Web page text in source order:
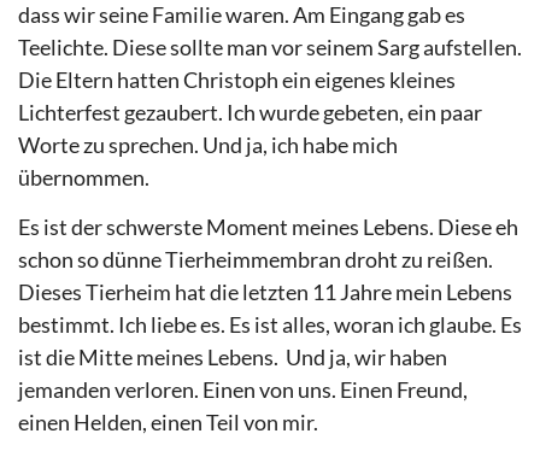
dass wir seine Familie waren. Am Eingang gab es
Teelichte. Diese sollte man vor seinem Sarg aufstellen.
Die Eltern hatten Christoph ein eigenes kleines
Lichterfest gezaubert. Ich wurde gebeten, ein paar
Worte zu sprechen. Und ja, ich habe mich
übernommen.
Es ist der schwerste Moment meines Lebens. Diese eh
schon so dünne Tierheimmembran droht zu reißen.
Dieses Tierheim hat die letzten 11 Jahre mein Lebens
bestimmt. Ich liebe es. Es ist alles, woran ich glaube. Es
ist die Mitte meines Lebens. Und ja, wir haben
jemanden verloren. Einen von uns. Einen Freund,
einen Helden, einen Teil von mir.